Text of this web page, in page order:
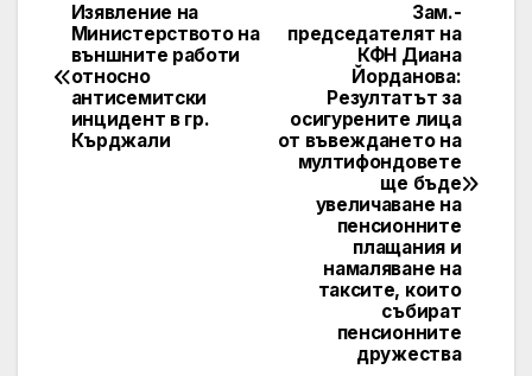
Post
navigation
Зам.-
председателят на
КФН Диана
Йорданова:
Резултатът за
осигурените лица
от въвеждането на
мултифондовете
ще бъде
увеличаване на
пенсионните
плащания и
намаляване на
таксите, които
събират
пенсионните
дружества
Изявление на
Министерството на
външните работи
относно
антисемитски
инцидент в гр.
Кърджали